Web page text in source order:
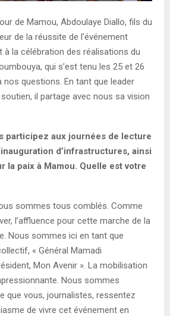
de Mamou, Abdoulaye Diallo, fils du
de la réussite de l’événement
à la célébration des réalisations du
qui s’est tenu les 25 et 26
nos questions. En tant que leader
il partage avec nous sa vision
participez aux journées de lecture
d’infrastructures, ainsi
la paix à Mamou. Quelle est votre
sommes tous comblés. Comme
l’affluence pour cette marche de la
Nous sommes ici en tant que
« Général Mamadi
Mon Avenir ». La mobilisation
Nous sommes
que vous, journalistes, ressentez
de vivre cet événement en